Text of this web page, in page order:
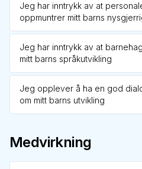
Jeg har inntrykk av at
oppmuntrer mitt barns
Jeg har inntrykk av at
mitt barns språkutvikling
Jeg opplever å ha en god
om mitt barns utvikling
Medvirkning